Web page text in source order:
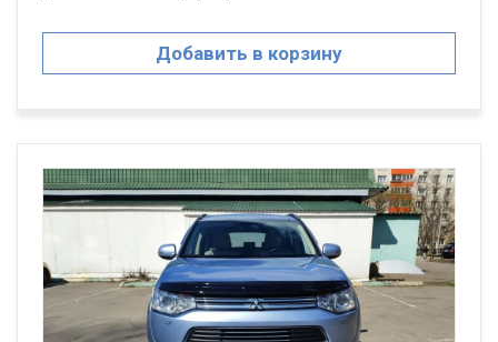
Добавить в корзину